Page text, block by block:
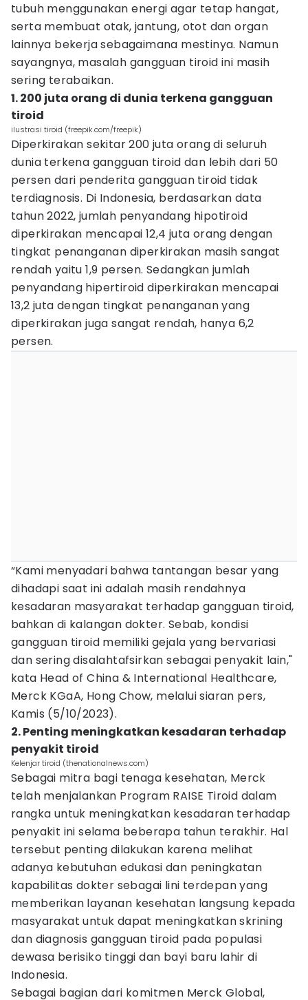
tubuh menggunakan energi agar tetap hangat,
serta membuat otak, jantung, otot dan organ
lainnya bekerja sebagaimana mestinya. Namun
sayangnya, masalah gangguan tiroid ini masih
sering terabaikan.
1. 200 juta orang di dunia terkena gangguan
tiroid
ilustrasi tiroid (freepik.com/freepik)
Diperkirakan sekitar 200 juta orang di seluruh
dunia terkena gangguan tiroid dan lebih dari 50
persen dari penderita gangguan tiroid tidak
terdiagnosis. Di Indonesia, berdasarkan data
tahun 2022, jumlah penyandang hipotiroid
diperkirakan mencapai 12,4 juta orang dengan
tingkat penanganan diperkirakan masih sangat
rendah yaitu 1,9 persen. Sedangkan jumlah
penyandang hipertiroid diperkirakan mencapai
13,2 juta dengan tingkat penanganan yang
diperkirakan juga sangat rendah, hanya 6,2
persen.
“Kami menyadari bahwa tantangan besar yang
dihadapi saat ini adalah masih rendahnya
kesadaran masyarakat terhadap gangguan tiroid,
bahkan di kalangan dokter. Sebab, kondisi
gangguan tiroid memiliki gejala yang bervariasi
dan sering disalahtafsirkan sebagai penyakit lain,"
kata Head of China & International Healthcare,
Merck KGaA, Hong Chow, melalui siaran pers,
Kamis (5/10/2023).
2. Penting meningkatkan kesadaran terhadap
penyakit tiroid
Kelenjar tiroid (thenationalnews.com)
Sebagai mitra bagi tenaga kesehatan, Merck
telah menjalankan Program RAISE Tiroid dalam
rangka untuk meningkatkan kesadaran terhadap
penyakit ini selama beberapa tahun terakhir. Hal
tersebut penting dilakukan karena melihat
adanya kebutuhan edukasi dan peningkatan
kapabilitas dokter sebagai lini terdepan yang
memberikan layanan kesehatan langsung kepada
masyarakat untuk dapat meningkatkan skrining
dan diagnosis gangguan tiroid pada populasi
dewasa berisiko tinggi dan bayi baru lahir di
Indonesia.
Sebagai bagian dari komitmen Merck Global,